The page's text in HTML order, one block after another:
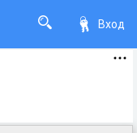
Вход